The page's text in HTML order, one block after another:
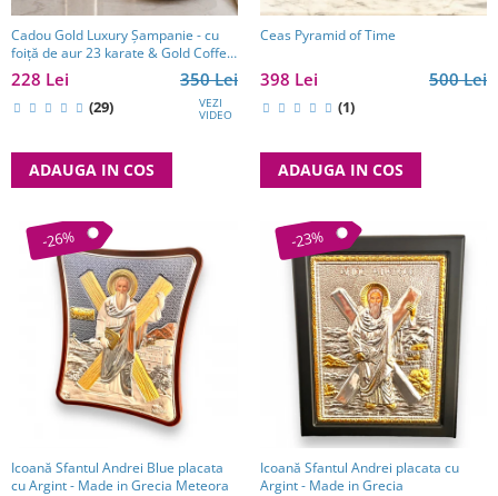
Cadou Gold Luxury Şampanie - cu
foiţă de aur 23 karate & Gold Coffee
- personalizabil
350 Lei
228 Lei
(29) VEZI
VIDEO
ADAUGA IN COS
Ceas Pyramid of Time
500 Lei
398 Lei
(1)
ADAUGA IN COS
-26%
Icoană Sfantul Andrei Blue placata
cu Argint - Made in Grecia Meteora
-23%
Icoană Sfantul Andrei placata cu
Argint - Made in Grecia